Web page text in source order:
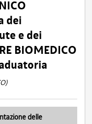
dei
e dei
BIOMEDICO
delle